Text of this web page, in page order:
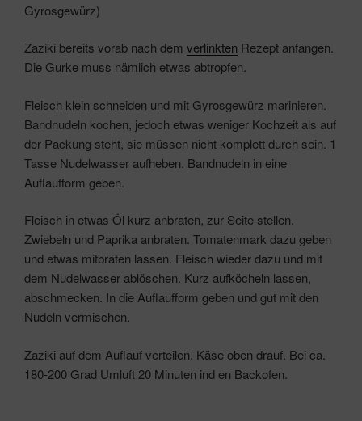
Gyrosgewürz)
Zaziki bereits vorab nach dem verlinkten Rezept anfangen.
Die Gurke muss nämlich etwas abtropfen.
Fleisch klein schneiden und mit Gyrosgewürz marinieren.
Bandnudeln kochen, jedoch etwas weniger Kochzeit als auf
der Packung steht, sie müssen nicht komplett durch sein. 1
Tasse Nudelwasser aufheben. Bandnudeln in eine
Auflaufform geben.
Fleisch in etwas Öl kurz anbraten, zur Seite stellen.
Zwiebeln und Paprika anbraten. Tomatenmark dazu geben
und etwas mitbraten lassen. Fleisch wieder dazu und mit
dem Nudelwasser ablöschen. Kurz aufköcheln lassen,
abschmecken. In die Auflaufform geben und gut mit den
Nudeln vermischen.
Zaziki auf dem Auflauf verteilen. Käse oben drauf. Bei ca.
180-200 Grad Umluft 20 Minuten ind en Backofen.